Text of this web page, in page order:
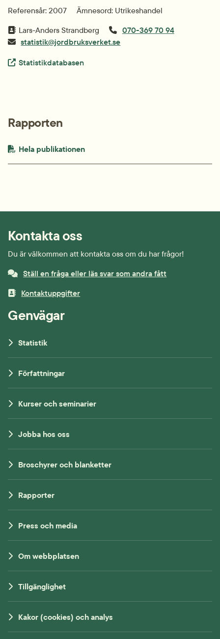
Referensår: 2007
Ämnesord: Utrikeshandel
Lars-Anders Strandberg
070-369 70 94
statistik@jordbruksverket.se
Extern länk.
Statistikdatabasen
Rapporten
PDF-fil.
Hela publikationenpdf, 79.5 kB.
Kontakta oss
Du är välkommen att kontakta oss om du har frågor!
Ställ en fråga eller läs svar som andra fått
Kontaktuppgifter
Genvägar
Statistik
Författningar
Kurser och seminarier
Jobba hos oss
Broschyrer och blanketter
Rapporter
Press och media
Om webbplatsen
Tillgänglighet
Kakor (cookies) och analys